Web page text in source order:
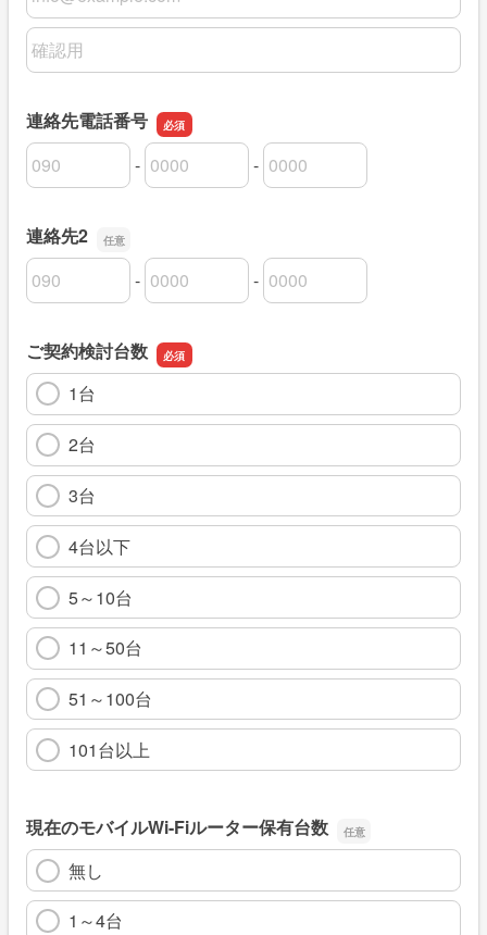
メールアドレスの確認用
連絡先電話番号
連絡先電話番号の市外局番
-
連絡先電話番号の市内局番 -
連絡先電話番号の加入者番号
連絡先2
連絡先2の市外局番
-
連絡先2の市内局番 -
連絡先2の加入者番号
ご契約検討台数
1台
2台
3台
4台以下
5～10台
11～50台
51～100台
101台以上
現在のモバイルWi-Fiルーター保有台数
無し
1～4台